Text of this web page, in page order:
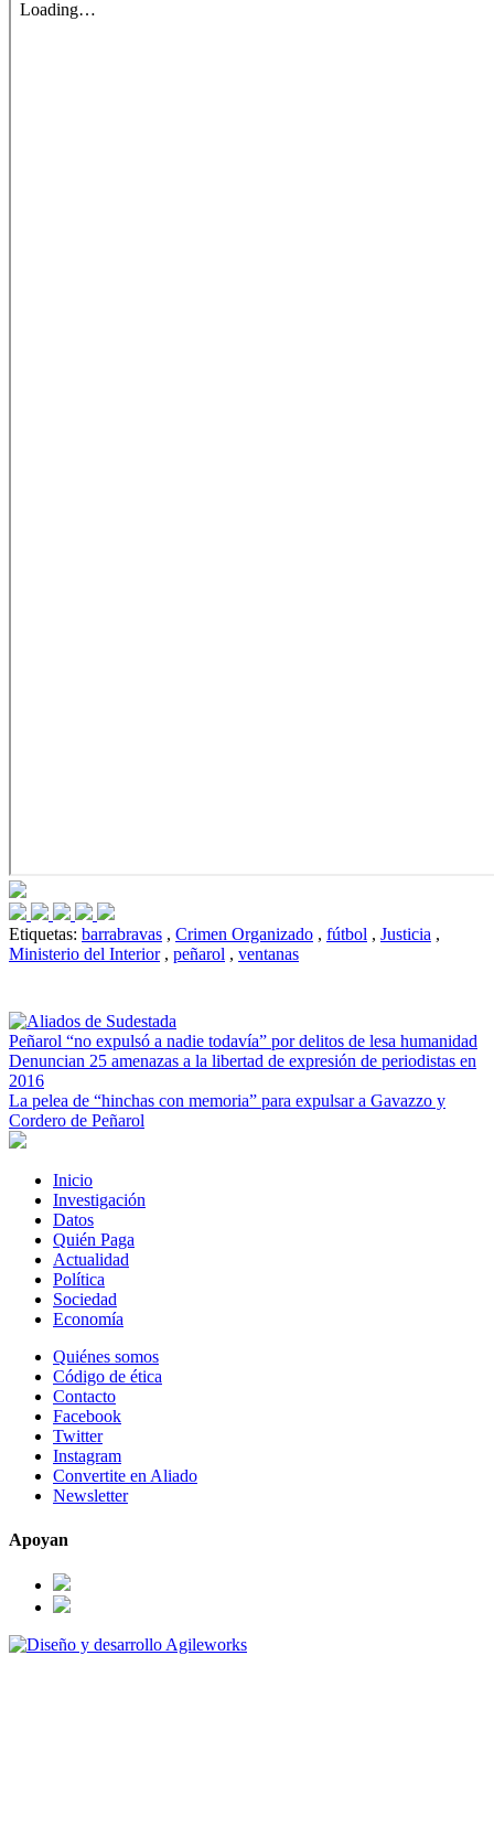
Etiquetas: barrabravas , Crimen Organizado , fútbol , Justicia ,
Ministerio del Interior , peñarol , ventanas
Peñarol “no expulsó a nadie todavía” por delitos de lesa humanidad
Denuncian 25 amenazas a la libertad de expresión de periodistas en
2016
La pelea de “hinchas con memoria” para expulsar a Gavazzo y
Cordero de Peñarol
Inicio
Investigación
Datos
Quién Paga
Actualidad
Política
Sociedad
Economía
Quiénes somos
Código de ética
Contacto
Facebook
Twitter
Instagram
Convertite en Aliado
Newsletter
Apoyan